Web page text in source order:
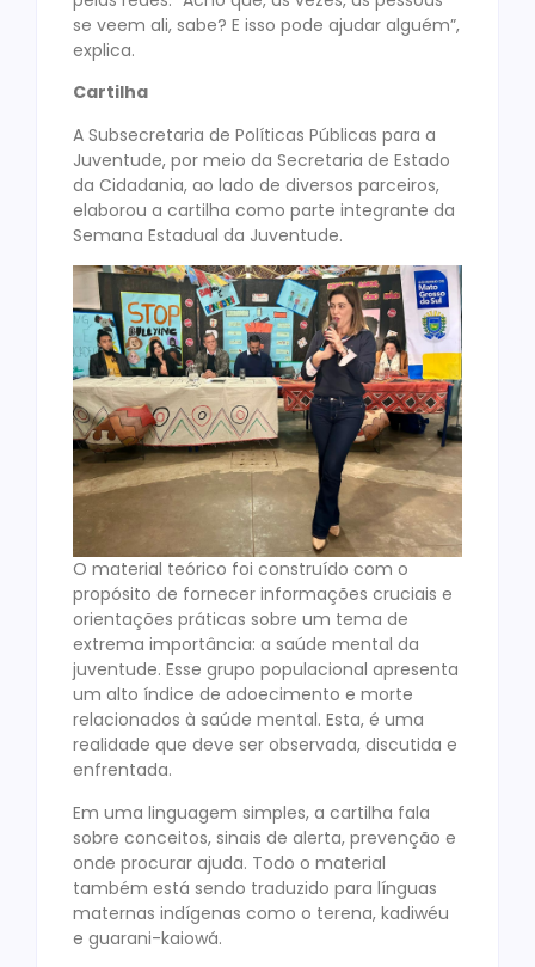
se veem ali, sabe? E isso pode ajudar alguém”,
explica.
Cartilha
A Subsecretaria de Políticas Públicas para a
Juventude, por meio da Secretaria de Estado
da Cidadania, ao lado de diversos parceiros,
elaborou a cartilha como parte integrante da
Semana Estadual da Juventude.
O material teórico foi construído com o
propósito de fornecer informações cruciais e
orientações práticas sobre um tema de
extrema importância: a saúde mental da
juventude. Esse grupo populacional apresenta
um alto índice de adoecimento e morte
relacionados à saúde mental. Esta, é uma
realidade que deve ser observada, discutida e
enfrentada.
Em uma linguagem simples, a cartilha fala
sobre conceitos, sinais de alerta, prevenção e
onde procurar ajuda. Todo o material
também está sendo traduzido para línguas
maternas indígenas como o terena, kadiwéu
e guarani-kaiowá.